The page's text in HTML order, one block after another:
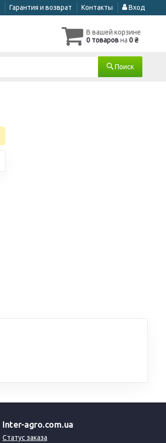
Гарантия и возврат Контакты Вход
В вашей корзине
0 товаровна 0 ₴
Поиск
Inter-agro.com.ua
Статус заказа